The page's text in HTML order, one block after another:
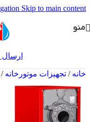
Skip to main content
منو
خانه/ تجهیزات موتورخانه/